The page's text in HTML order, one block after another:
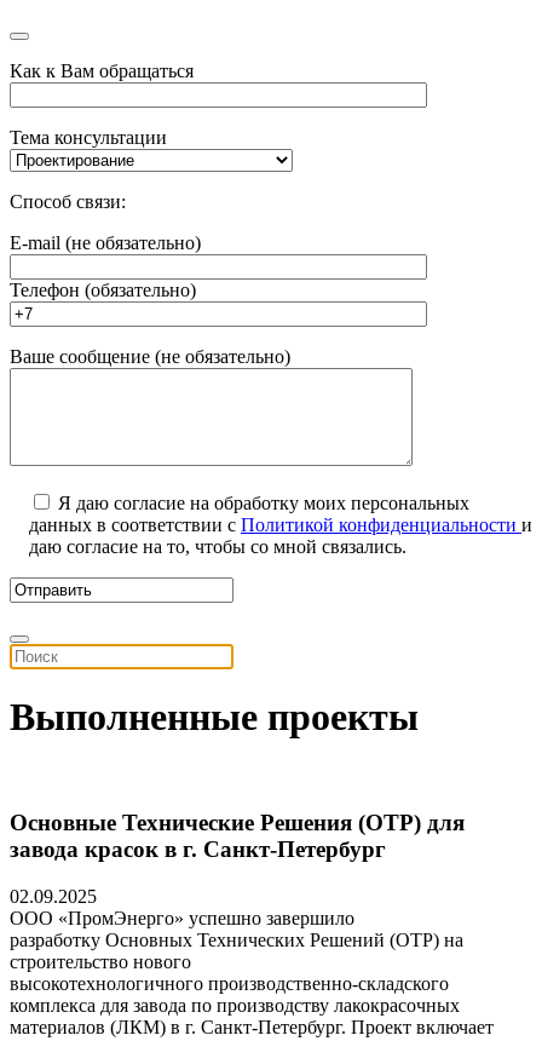
Как к Вам обращаться
Тема консультации
Способ связи:
E-mail (не обязательно)
Телефон (обязательно)
Ваше сообщение (не обязательно)
Я даю согласие на обработку моих персональных
данных в соответствии с Политикой конфиденциальности и
даю согласие на то, чтобы со мной связались.
Выполненные проекты
Основные Технические Решения (ОТР) для
завода красок в г. Санкт-Петербург
02.09.2025
ООО «ПромЭнерго» успешно завершило
разработку Основных Технических Решений (ОТР) на
строительство нового
высокотехнологичного производственно-складского
комплекса для завода по производству лакокрасочных
материалов (ЛКМ) в г. Санкт-Петербург. Проект включает